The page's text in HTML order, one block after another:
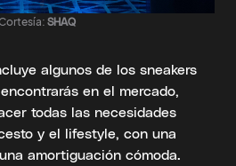
SHAQ
algunos de los sneakers
en el mercado,
todas las necesidades
y el lifestyle, con una
amortiguación cómoda.